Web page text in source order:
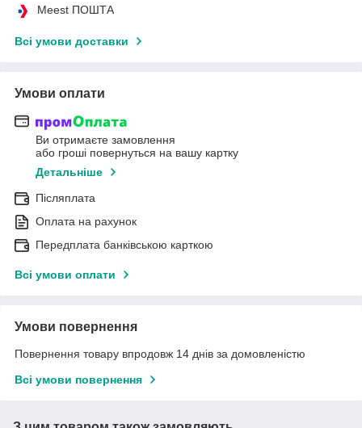
Meest ПОШТА
Всі умови доставки
Умови оплати
Ви отримаєте замовлення
або гроші повернуться на вашу картку
Детальніше
Післяплата
Оплата на рахунок
Передплата банківською карткою
Всі умови оплати
Умови повернення
Повернення товару впродовж 14 днів за домовленістю
Всі умови повернення